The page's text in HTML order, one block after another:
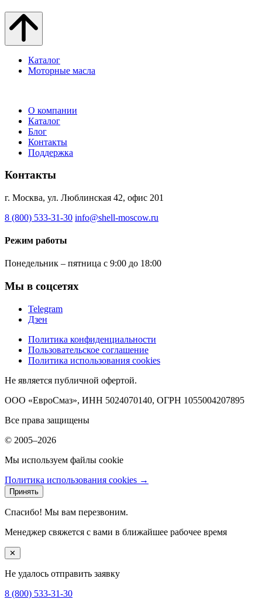
Каталог
Моторные масла
О компании
Каталог
Блог
Контакты
Поддержка
Контакты
г. Москва, ул. Люблинская 42, офис 201
8 (800) 533-31-30 info@shell-moscow.ru
Режим работы
Понедельник – пятница с 9:00 до 18:00
Мы в соцсетях
Telegram
Дзен
Политика конфиденциальности
Пользовательское соглашение
Политика использования cookies
Не является публичной офертой.
ООО «ЕвроСмаз», ИНН 5024070140, ОГРН 1055004207895
Все права защищены
© 2005–2026
Мы используем файлы cookie
Политика использования cookies →
Принять
Спасибо! Мы вам перезвоним.
Менеджер свяжется с вами в ближайшее рабочее время
✕
Не удалось отправить заявку
8 (800) 533-31-30